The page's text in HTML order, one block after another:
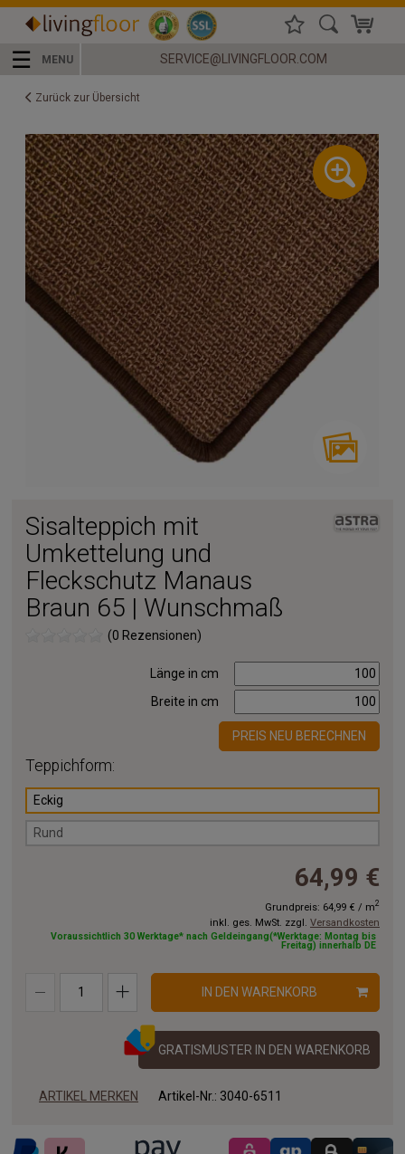
☰ MENU SERVICE@LIVINGFLOOR.COM
Zurück zur Übersicht
Sisalteppich mit
Umkettelung und
Fleckschutz Manaus
Braun 65 | Wunschmaß
(0 Rezensionen)
Länge in cm
Breite in cm
PREIS NEU BERECHNEN
Teppichform:
Eckig
Rund
64,99 €
Grundpreis: 64,99 € / m2
inkl. ges. MwSt. zzgl. Versandkosten
Voraussichtlich 30 Werktage* nach Geldeingang(*Werktage: Montag bis
Freitag) innerhalb DE
IN DEN WARENKORB
GRATISMUSTER IN DEN WARENKORB
ARTIKEL MERKEN Artikel-Nr.: 3040-6511